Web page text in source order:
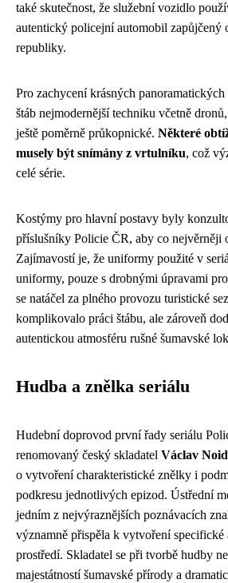
také skutečnost, že služební vozidlo
autentický policejní automobil zapůjčený
republiky.
Pro zachycení krásných
štáb nejmodernější techniku včetně
ještě poměrně průkopnické. Některé
musely být snímány z vrtulníku, což
celé série.
Kostýmy pro hlavní postavy byly
příslušníky Policie ČR, aby co nejvěrněji
Zajímavostí je, že uniformy použité v
uniformy, pouze s drobnými úpravami
se natáčel za plného provozu turistické
komplikovalo práci štábu, ale zároveň
autentickou atmosféru rušné šumavské
Hudba a znělka seriálu
Hudební doprovod první řady seriálu
renomovaný český skladatel Václav
o vytvoření charakteristické znělky i
podkresu jednotlivých epizod. Ústřední
jedním z nejvýraznějších poznávacích
významně přispěla k vytvoření specifické
prostředí. Skladatel se při tvorbě hudby
majestátností šumavské přírody a